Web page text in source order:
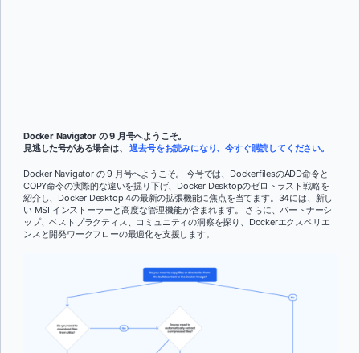
Docker Navigator の 9 月号へようこそ。
見逃した号がある場合は、過去号をお読みになり、今すぐ購読してください。
Docker Navigator の 9 月号へようこそ。 今号では、DockerfilesのADD命令と
COPY命令の実際的な違いを掘り下げ、Docker Desktopのゼロトラスト戦略を
紹介し、Docker Desktop 4の最新の拡張機能に焦点を当てます。34には、新し
い MSI インストーラーと高度な管理機能が含まれます。 さらに、パートナーシ
ップ、ベストプラクティス、コミュニティの洞察を探り、Dockerエクスペリエ
ンスと開発ワークフローの最適化を支援します。